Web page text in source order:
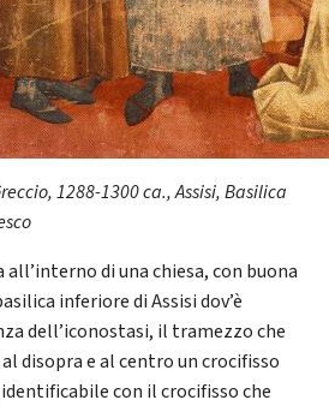
1288-1300 ca., Assisi, Basilica
di una chiesa, con buona
inferiore di Assisi dov’è
dell’iconostasi, il tramezzo che
disopra e al centro un crocifisso
con il crocifisso che